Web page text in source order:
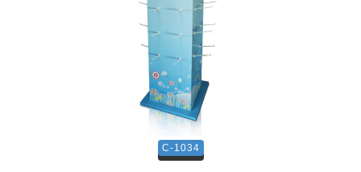
C-1034